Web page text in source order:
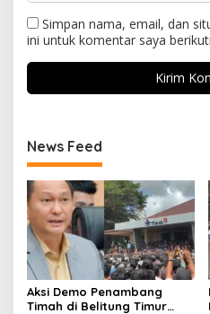
Simpan nama, email, dan
ini untuk komentar saya
News Feed
Aksi Demo Penambang
Timah di Belitung Timur